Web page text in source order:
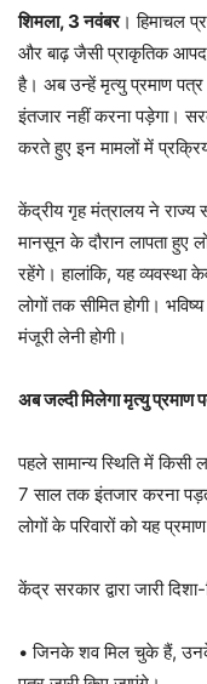
शिमला, 3 नवंबर। हिमाचल
और बाढ़ जैसी प्राकृतिक
है। अब उन्हें मृत्यु प्रमाण
इंतजार नहीं करना पड़ेगा।
करते हुए इन मामलों में
केंद्रीय गृह मंत्रालय ने
मानसून के दौरान लापता हुए
रहेंगे। हालांकि, यह व्यवस्था
लोगों तक सीमित होगी।
मंजूरी लेनी होगी।
अब जल्दी मिलेगा मृत्यु प्रमाण
पहले सामान्य स्थिति में किसी
7 साल तक इंतजार करना
लोगों के परिवारों को यह
केंद्र सरकार द्वारा जारी
• जिनके शव मिल चुके हैं, उनके